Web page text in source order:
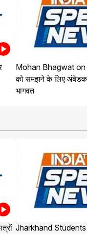
Mohan Bhagwat
को समझने के लिए
भागवत
Jharkhand Students